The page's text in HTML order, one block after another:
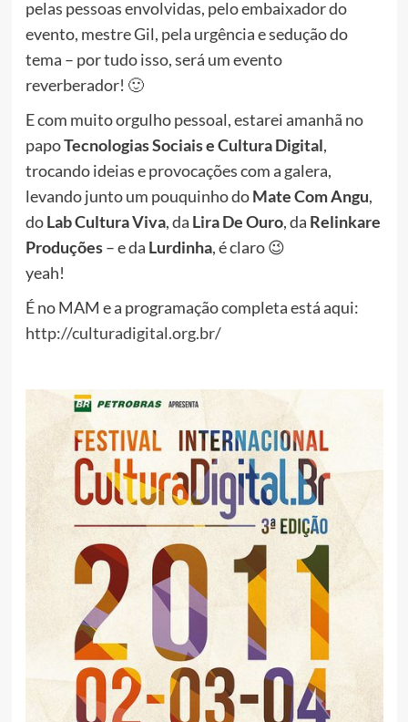
pelas pessoas envolvidas, pelo embaixador do
evento, mestre Gil, pela urgência e sedução do
tema – por tudo isso, será um evento
reverberador! 🙂
E com muito orgulho pessoal, estarei amanhã no
papoTecnologias Sociais e Cultura Digital,
trocando ideias e provocações com a galera,
levando junto um pouquinho doMate Com Angu,
doLab Cultura Viva, da Lira De Ouro, da Relinkare
Produções– e da Lurdinha, é claro 😉
yeah!
É no MAM e a programação completa está aqui:
http://culturadigital.org.br/